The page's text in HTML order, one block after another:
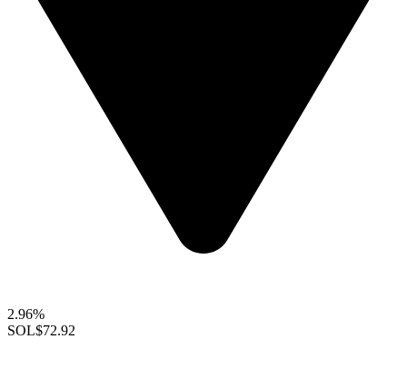
2.96%
SOL$72.92